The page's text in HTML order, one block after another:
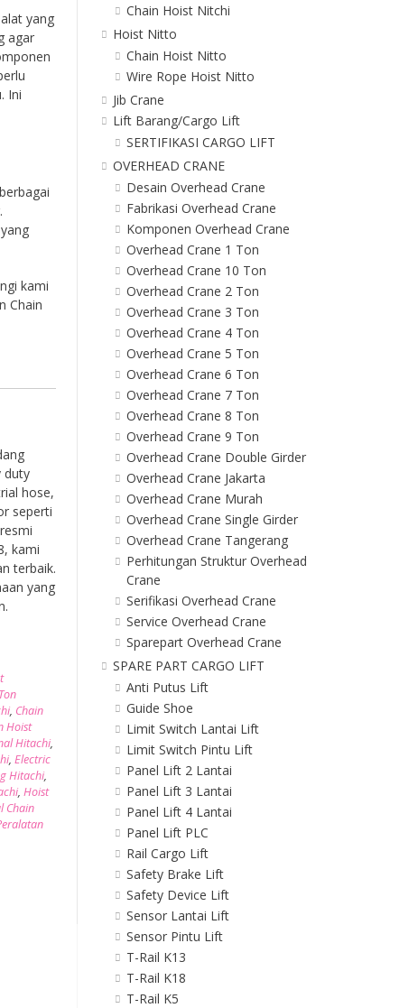
yang
agar
Ini
kami
Chain
duty
hose,
seperti
kami
terbaik.
yang
, Chain
Hoist
Hitachi,
,Electric
Hitachi,
,Hoist
Chain
Chain Hoist Nitchi
Hoist Nitto
Chain Hoist Nitto
Wire Rope Hoist Nitto
Jib Crane
Lift Barang/Cargo Lift
SERTIFIKASI CARGO LIFT
OVERHEAD CRANE
Desain Overhead Crane
Fabrikasi Overhead Crane
Komponen Overhead Crane
Overhead Crane 1 Ton
Overhead Crane 10 Ton
Overhead Crane 2 Ton
Overhead Crane 3 Ton
Overhead Crane 4 Ton
Overhead Crane 5 Ton
Overhead Crane 6 Ton
Overhead Crane 7 Ton
Overhead Crane 8 Ton
Overhead Crane 9 Ton
Overhead Crane Double Girder
Overhead Crane Jakarta
Overhead Crane Murah
Overhead Crane Single Girder
Overhead Crane Tangerang
Perhitungan Struktur Overhead
Crane
Serifikasi Overhead Crane
Service Overhead Crane
Sparepart Overhead Crane
SPARE PART CARGO LIFT
Anti Putus Lift
Guide Shoe
Limit Switch Lantai Lift
Limit Switch Pintu Lift
Panel Lift 2 Lantai
Panel Lift 3 Lantai
Panel Lift 4 Lantai
Panel Lift PLC
Rail Cargo Lift
Safety Brake Lift
Safety Device Lift
Sensor Lantai Lift
Sensor Pintu Lift
T-Rail K13
T-Rail K18
T-Rail K5